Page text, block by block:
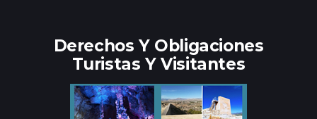
Derechos Y Obligaciones
Turistas Y Visitantes